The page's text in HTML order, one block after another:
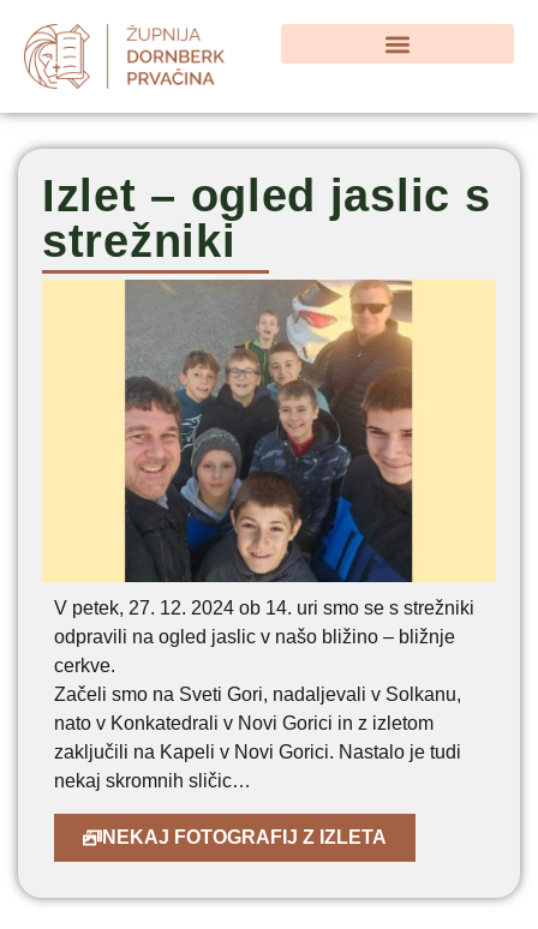
Izlet – ogled jaslic s
strežniki
V petek, 27. 12. 2024 ob 14. uri smo se s strežniki
odpravili na ogled jaslic v našo bližino – bližnje
cerkve.
Začeli smo na Sveti Gori, nadaljevali v Solkanu,
nato v Konkatedrali v Novi Gorici in z izletom
zaključili na Kapeli v Novi Gorici. Nastalo je tudi
nekaj skromnih sličic…
NEKAJ FOTOGRAFIJ Z IZLETA